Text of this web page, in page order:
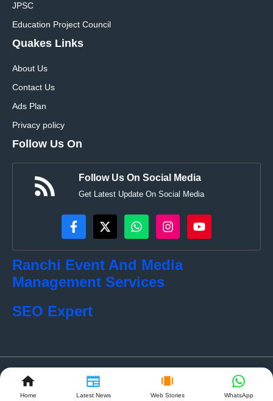
Home Latest News Web Stories WhatsApp
JPSC
Education Project Council
Quakes Links
About Us
Contact Us
Ads Plan
Privacy policy
Follow Us On
Follow Us On Social Media
Get Latest Update On Social Media
Ranchi Event And Media
Management Services
SEO Expert
© localkhabar.com • All rights reserved